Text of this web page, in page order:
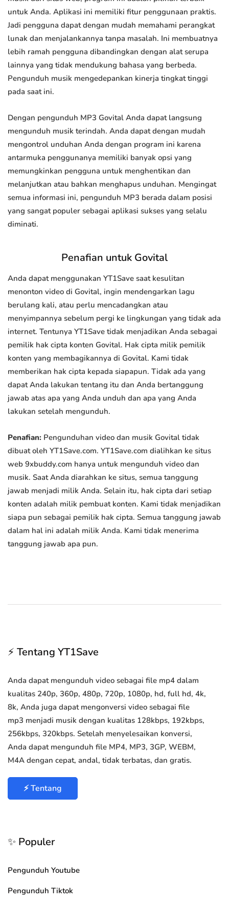
untuk Anda. Aplikasi ini memiliki fitur penggunaan praktis.
Jadi pengguna dapat dengan mudah memahami perangkat
lunak dan menjalankannya tanpa masalah. Ini membuatnya
lebih ramah pengguna dibandingkan dengan alat serupa
lainnya yang tidak mendukung bahasa yang berbeda.
Pengunduh musik mengedepankan kinerja tingkat tinggi
pada saat ini.
Dengan pengunduh MP3 Govital Anda dapat langsung
mengunduh musik terindah. Anda dapat dengan mudah
mengontrol unduhan Anda dengan program ini karena
antarmuka penggunanya memiliki banyak opsi yang
memungkinkan pengguna untuk menghentikan dan
melanjutkan atau bahkan menghapus unduhan. Mengingat
semua informasi ini, pengunduh MP3 berada dalam posisi
yang sangat populer sebagai aplikasi sukses yang selalu
diminati.
Penafian untuk Govital
Anda dapat menggunakan YT1Save saat kesulitan
menonton video di Govital, ingin mendengarkan lagu
berulang kali, atau perlu mencadangkan atau
menyimpannya sebelum pergi ke lingkungan yang tidak ada
internet. Tentunya YT1Save tidak menjadikan Anda sebagai
pemilik hak cipta konten Govital. Hak cipta milik pemilik
konten yang membagikannya di Govital. Kami tidak
memberikan hak cipta kepada siapapun. Tidak ada yang
dapat Anda lakukan tentang itu dan Anda bertanggung
jawab atas apa yang Anda unduh dan apa yang Anda
lakukan setelah mengunduh.
Penafian: Pengunduhan video dan musik Govital tidak
dibuat oleh YT1Save.com. YT1Save.com dialihkan ke situs
web 9xbuddy.com hanya untuk mengunduh video dan
musik. Saat Anda diarahkan ke situs, semua tanggung
jawab menjadi milik Anda. Selain itu, hak cipta dari setiap
konten adalah milik pembuat konten. Kami tidak menjadikan
siapa pun sebagai pemilik hak cipta. Semua tanggung jawab
dalam hal ini adalah milik Anda. Kami tidak menerima
tanggung jawab apa pun.
⚡ Tentang YT1Save
Anda dapat mengunduh video sebagai file mp4 dalam
kualitas 240p, 360p, 480p, 720p, 1080p, hd, full hd, 4k,
8k, Anda juga dapat mengonversi video sebagai file
mp3 menjadi musik dengan kualitas 128kbps, 192kbps,
256kbps, 320kbps. Setelah menyelesaikan konversi,
Anda dapat mengunduh file MP4, MP3, 3GP, WEBM,
M4A dengan cepat, andal, tidak terbatas, dan gratis.
⚡ Tentang
✨ Populer
Pengunduh Youtube
Pengunduh Tiktok